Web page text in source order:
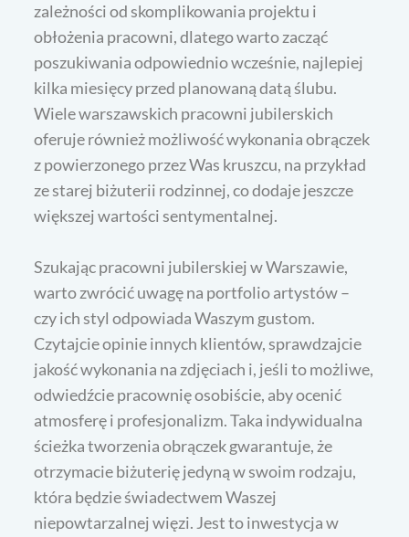
zależności od skomplikowania projektu i
obłożenia pracowni, dlatego warto zacząć
poszukiwania odpowiednio wcześnie, najlepiej
kilka miesięcy przed planowaną datą ślubu.
Wiele warszawskich pracowni jubilerskich
oferuje również możliwość wykonania obrączek
z powierzonego przez Was kruszcu, na przykład
ze starej biżuterii rodzinnej, co dodaje jeszcze
większej wartości sentymentalnej.
Szukając pracowni jubilerskiej w Warszawie,
warto zwrócić uwagę na portfolio artystów –
czy ich styl odpowiada Waszym gustom.
Czytajcie opinie innych klientów, sprawdzajcie
jakość wykonania na zdjęciach i, jeśli to możliwe,
odwiedźcie pracownię osobiście, aby ocenić
atmosferę i profesjonalizm. Taka indywidualna
ścieżka tworzenia obrączek gwarantuje, że
otrzymacie biżuterię jedyną w swoim rodzaju,
która będzie świadectwem Waszej
niepowtarzalnej więzi. Jest to inwestycja w